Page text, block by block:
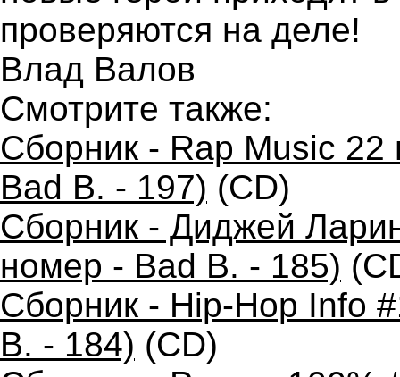
проверяются на деле!
Влад Валов
Смотрите также:
Сборник - Rap Music
Bad B. - 197) (CD)
Сборник - Диджей
номер - Bad B. - 185)
Сборник - Hip-Hop Info
B. - 184) (CD)